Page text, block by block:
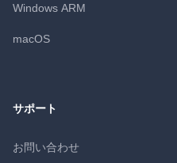
Windows ARM
macOS
サポート
お問い合わせ